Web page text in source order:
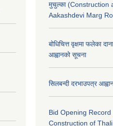
मुचुल्का (Construction
Aakashdevi Marg
बोधिचित्त वृक्षमा फलेका
आह्वानको सूचना
सिलबन्दी दरभाउपत्र
Bid Opening
Construction of